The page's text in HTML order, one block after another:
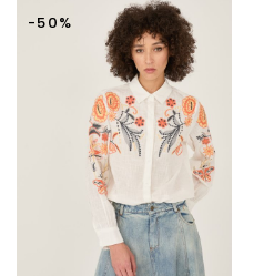
€ 69,90.€ 34,95.
-50%